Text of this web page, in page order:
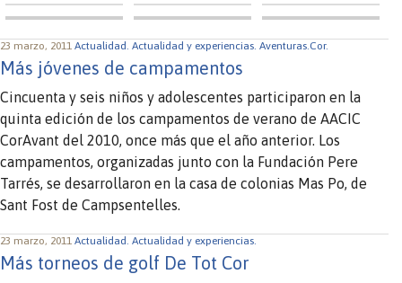
23 marzo, 2011 Actualidad. Actualidad y experiencias. Aventuras.Cor.
Más jóvenes de campamentos
Cincuenta y seis niños y adolescentes participaron en la
quinta edición de los campamentos de verano de AACIC
CorAvant del 2010, once más que el año anterior. Los
campamentos, organizadas junto con la Fundación Pere
Tarrés, se desarrollaron en la casa de colonias Mas Po, de
Sant Fost de Campsentelles.
23 marzo, 2011 Actualidad. Actualidad y experiencias.
Más torneos de golf De Tot Cor